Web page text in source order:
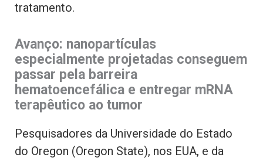
tratamento.
Avanço: nanopartículas
especialmente projetadas conseguem
passar pela barreira
hematoencefálica e entregar mRNA
terapêutico ao tumor
Pesquisadores da Universidade do Estado
do Oregon (Oregon State), nos EUA, e da